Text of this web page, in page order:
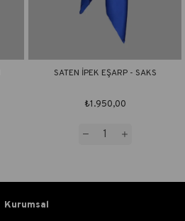
SATEN İPEK EŞARP - SAKS
₺1.950,00
Kurumsal